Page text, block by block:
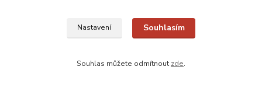
Nastavení Souhlasím
Souhlas můžete odmítnout zde.